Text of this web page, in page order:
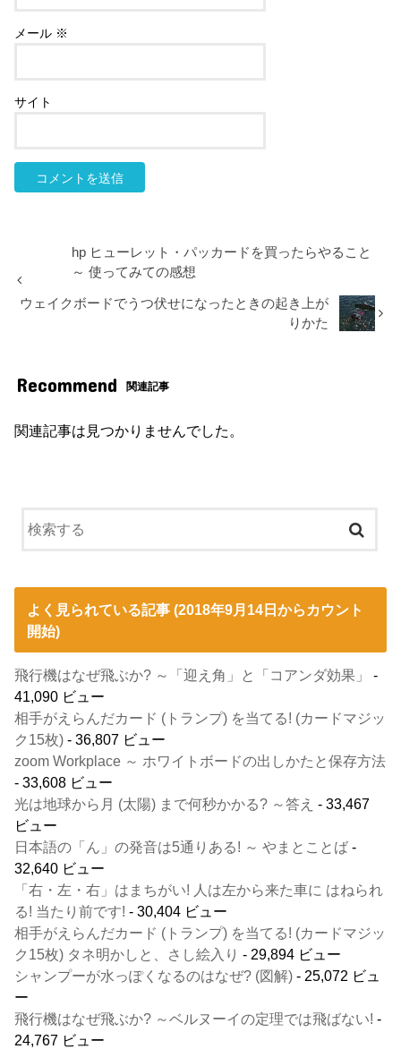
メール ※
サイト
hp ヒューレット・パッカードを買ったらやること
～ 使ってみての感想
ウェイクボードでうつ伏せになったときの起き上が
りかた
Recommend 関連記事
関連記事は見つかりませんでした。
よく見られている記事 (2018年9月14日からカウント
開始)
飛行機はなぜ飛ぶか? ～「迎え角」と「コアンダ効果」
-
41,090 ビュー
相手がえらんだカード (トランプ) を当てる! (カードマジッ
ク15枚) - 36,807 ビュー
zoom Workplace ～ ホワイトボードの出しかたと保存方法
- 33,608 ビュー
光は地球から月 (太陽) まで何秒かかる? ～答え - 33,467
ビュー
日本語の「ん」の発音は5通りある! ～ やまとことば -
32,640 ビュー
「右・左・右」はまちがい! 人は左から来た車に はねられ
る! 当たり前です! - 30,404 ビュー
相手がえらんだカード (トランプ) を当てる! (カードマジッ
ク15枚) タネ明かしと、さし絵入り - 29,894 ビュー
シャンプーが水っぽくなるのはなぜ? (図解) - 25,072 ビュ
ー
飛行機はなぜ飛ぶか? ～ベルヌーイの定理では飛ばない! -
24,767 ビュー